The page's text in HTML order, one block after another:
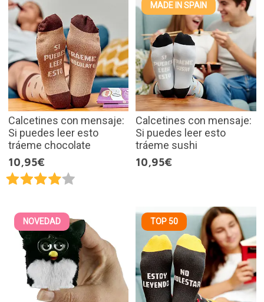
Calcetines con mensaje:
Si puedes leer esto
tráeme chocolate
10,95€
MADE IN SPAIN
Calcetines con mensaje:
Si puedes leer esto
tráeme sushi
10,95€
NOVEDAD TOP 50